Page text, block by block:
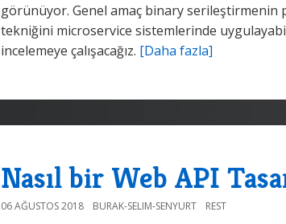
görünüyor. Genel amaç binary serileştirmenin
tekniğini microservice sistemlerinde
incelemeye çalışacağız. [Daha fazla]
Nasıl bir Web API
06 AĞUSTOS 2018 BURAK-SELIM-SENYURT REST